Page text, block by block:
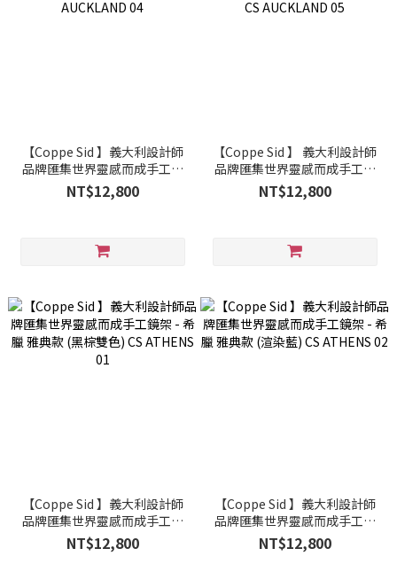
【Coppe Sid 】義大利設計師
品牌匯集世界靈感而成手工鏡
架 - 紐西蘭 奧克蘭都會款 (黑
色) CS AUCKLAND 04
NT$12,800
【Coppe Sid 】 義大利設計師
品牌匯集世界靈感而成手工鏡
架 - 紐西蘭 奧克蘭都會款 (豹紋
綠雙層) CS AUCKLAND 05
NT$12,800
【Coppe Sid 】義大利設計師
品牌匯集世界靈感而成手工鏡
架 - 希臘 雅典款 (黑棕雙色) CS
ATHENS 01
NT$12,800
【Coppe Sid 】義大利設計師
品牌匯集世界靈感而成手工鏡
架 - 希臘 雅典款 (渲染藍) CS
ATHENS 02
NT$12,800